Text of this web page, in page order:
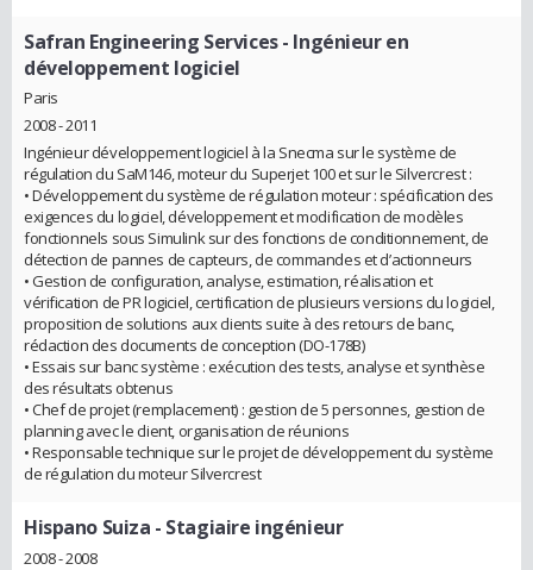
Safran Engineering Services- Ingénieur en
développement logiciel
Paris
2008 - 2011
Ingénieur développement logiciel à la Snecma sur le système de
régulation du SaM146, moteur du Superjet 100 et sur le Silvercrest :
• Développement du système de régulation moteur : spécification des
exigences du logiciel, développement et modification de modèles
fonctionnels sous Simulink sur des fonctions de conditionnement, de
détection de pannes de capteurs, de commandes et d’actionneurs
• Gestion de configuration, analyse, estimation, réalisation et
vérification de PR logiciel, certification de plusieurs versions du logiciel,
proposition de solutions aux clients suite à des retours de banc,
rédaction des documents de conception (DO-178B)
• Essais sur banc système : exécution des tests, analyse et synthèse
des résultats obtenus
• Chef de projet (remplacement) : gestion de 5 personnes, gestion de
planning avec le client, organisation de réunions
• Responsable technique sur le projet de développement du système
de régulation du moteur Silvercrest
Hispano Suiza - Stagiaire ingénieur
2008 - 2008